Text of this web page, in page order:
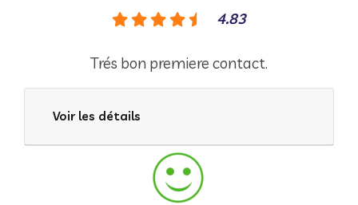
4.83
Trés bon premiere contact.
Voir les détails